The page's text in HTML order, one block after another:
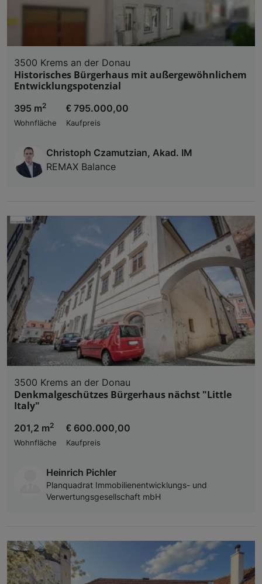
3500 Krems an der Donau
Historisches Bürgerhaus mit außergewöhnlichem
Entwicklungspotenzial
395 m2
Wohnfläche
€ 795.000,00
Kaufpreis
Christoph Czamutzian, Akad. IM
REMAX Balance
3500 Krems an der Donau
Denkmalgeschützes Bürgerhaus nächst "Little
Italy"
201,2 m2
Wohnfläche
€ 600.000,00
Kaufpreis
Heinrich Pichler
Planquadrat Immobilienentwicklungs- und
Verwertungsgesellschaft mbH